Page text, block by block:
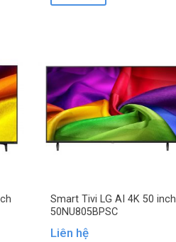
Smart Tivi LG AI 4K 50 inch
50NU805BPSC
Liên hệ